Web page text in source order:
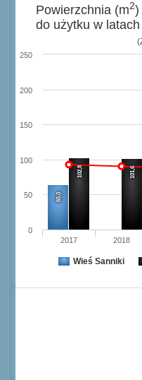
65,0
102,8 101,6
2017 2018
0
50
100
150
200
250
Powierzchnia (m2)
do użytku w
Wieś Sanniki